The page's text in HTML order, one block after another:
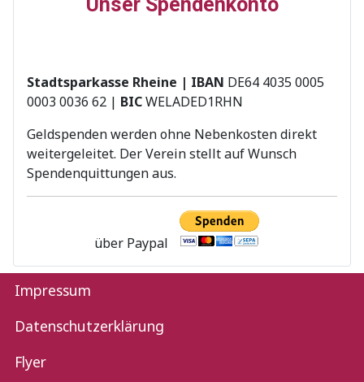
Stadtsparkasse Rheine | IBAN DE64 4035 0005
0003 0036 62 | BICWELADED1RHN
Geldspenden werden ohne Nebenkosten direkt
weitergeleitet. Der Verein stellt auf Wunsch
Spendenquittungen aus.
über Paypal
Impressum
Datenschutzerklärung
Flyer